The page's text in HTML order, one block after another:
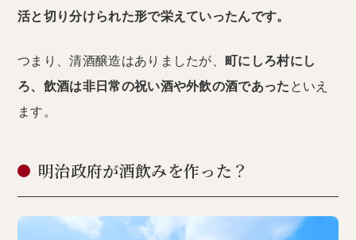
活と切り分けられた形で栄えていったんです。
つまり、清酒醸造はありましたが、 町にしろ村にし
ろ、飲酒は非日常の祝い酒や外飲の酒であった といえ
ます。
明治政府が酒飲みを作った？